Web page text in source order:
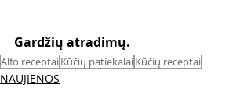
Gardžių atradimų.
Alfo receptaiKūčių patiekalaiKūčių receptai
NAUJIENOS